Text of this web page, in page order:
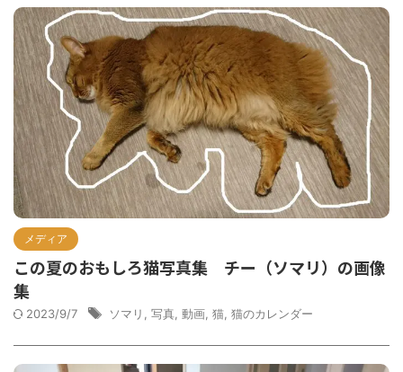
メディア
この夏のおもしろ猫写真集 チー（ソマリ）の画像
集
2023/9/7 ソマリ 写真 動画 猫 猫のカレンダー